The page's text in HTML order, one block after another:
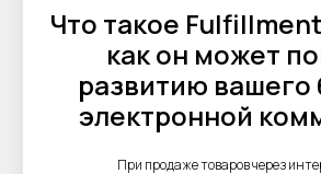
Что такое
как он может
развитию вашего
электронной
При продаже товаров через